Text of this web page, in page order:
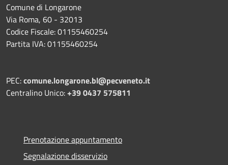
Comune di Longarone
Via Roma, 60 - 32013
Codice Fiscale: 01155460254
Partita IVA: 01155460254
PEC:comune.longarone.bl@pecveneto.it
Centralino Unico:+39 0437 575811
Prenotazione appuntamento
Segnalazione disservizio